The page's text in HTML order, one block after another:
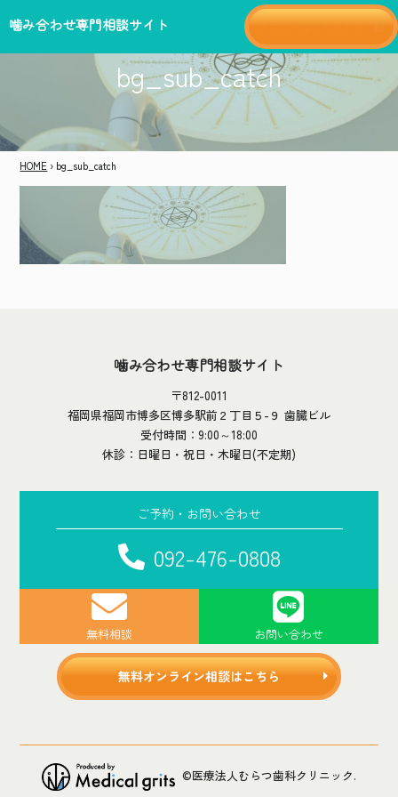
噛み合わせ専門相談サイト
bg_sub_catch
HOME › bg_sub_catch
噛み合わせ専門相談サイト
〒812-0011
福岡県福岡市博多区博多駅前２丁目５-９ 歯臓ビル
受付時間：9:00～18:00
休診：日曜日・祝日・木曜日(不定期)
ご予約・お問い合わせ
092-476-0808
無料相談 お問い合わせ
無料オンライン相談はこちら
©医療法人むらつ歯科クリニック.